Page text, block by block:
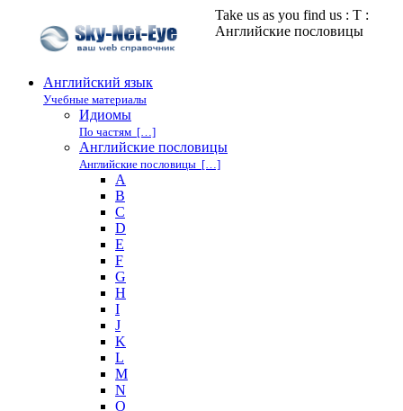
Take us as you find us : T :
Английские пословицы
Английский язык
Учебные материалы
Идиомы
По частям […]
Английские пословицы
Английские пословицы […]
A
B
C
D
E
F
G
H
I
J
K
L
M
N
O